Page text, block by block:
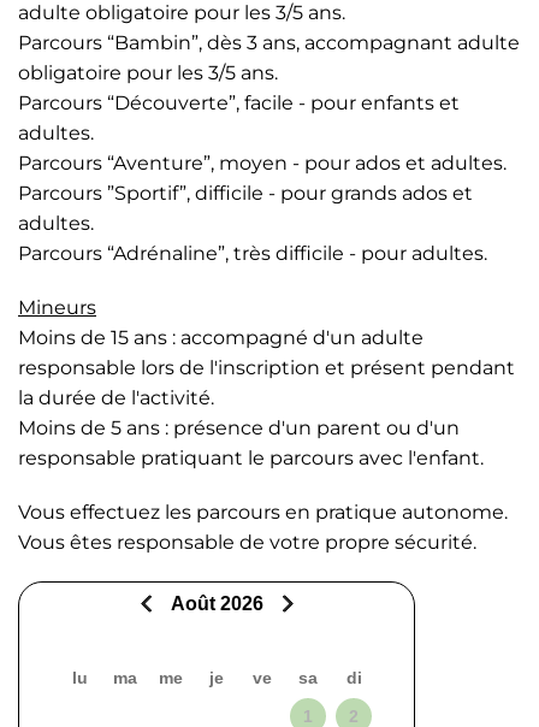
adulte obligatoire pour les 3/5 ans.
Parcours “Bambin”, dès 3 ans, accompagnant adulte
obligatoire pour les 3/5 ans.
Parcours “Découverte”, facile - pour enfants et
adultes.
Parcours “Aventure”, moyen - pour ados et adultes.
Parcours ”Sportif”, difficile - pour grands ados et
adultes.
Parcours “Adrénaline”, très difficile - pour adultes.
Mineurs
Moins de 15 ans : accompagné d'un adulte
responsable lors de l'inscription et présent pendant
la durée de l'activité.
Moins de 5 ans : présence d'un parent ou d'un
responsable pratiquant le parcours avec l'enfant.
Vous effectuez les parcours en pratique autonome.
Vous êtes responsable de votre propre sécurité.
Août 2026
lu ma me je ve sa
di
1
2